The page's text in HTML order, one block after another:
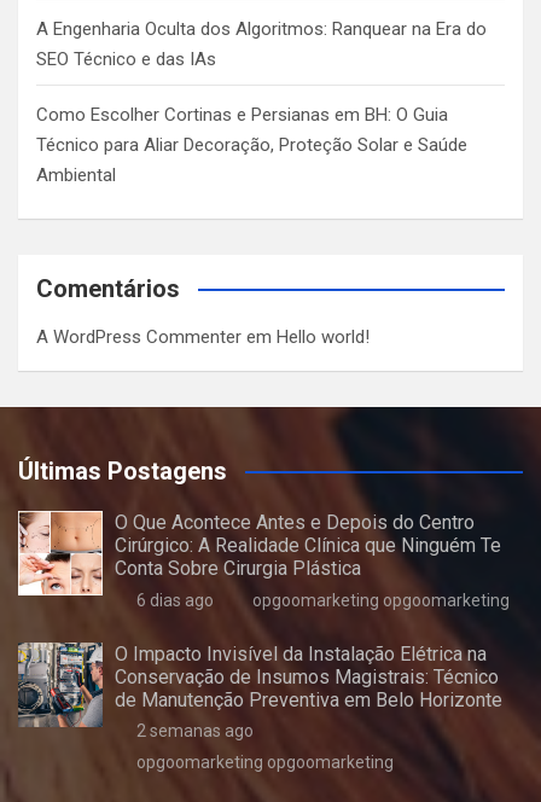
A Engenharia Oculta dos Algoritmos: Ranquear na Era do
SEO Técnico e das IAs
Como Escolher Cortinas e Persianas em BH: O Guia
Técnico para Aliar Decoração, Proteção Solar e Saúde
Ambiental
Comentários
A WordPress Commenter em Hello world!
Últimas Postagens
O Que Acontece Antes e Depois do Centro
Cirúrgico: A Realidade Clínica que Ninguém Te
Conta Sobre Cirurgia Plástica
6 dias ago opgoomarketing opgoomarketing
O Impacto Invisível da Instalação Elétrica na
Conservação de Insumos Magistrais: Técnico
de Manutenção Preventiva em Belo Horizonte
2 semanas ago
opgoomarketing opgoomarketing